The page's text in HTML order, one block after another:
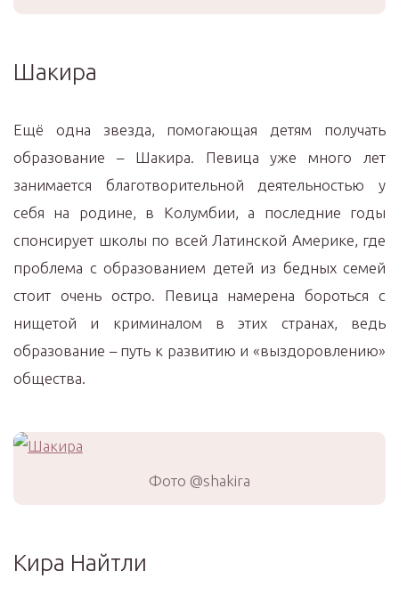
Шакира
Ещё одна звезда, помогающая детям получать
образование – Шакира. Певица уже много лет
занимается благотворительной деятельностью у
себя на родине, в Колумбии, а последние годы
спонсирует школы по всей Латинской Америке, где
проблема с образованием детей из бедных семей
стоит очень остро. Певица намерена бороться с
нищетой и криминалом в этих странах, ведь
образование – путь к развитию и «выздоровлению»
общества.
Фото @shakira
Кира Найтли